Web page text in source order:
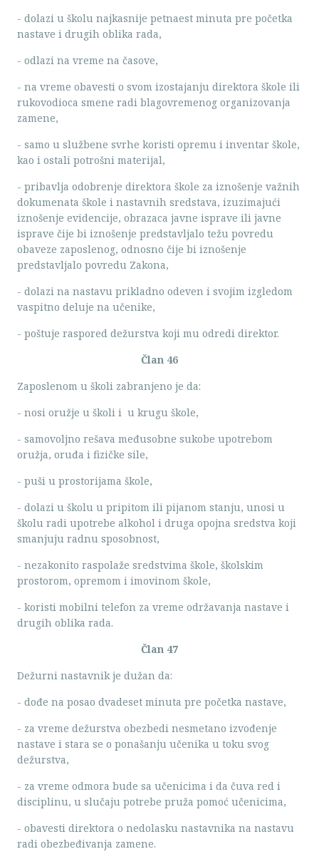
- dolazi u školu najkasnije petnaest minuta pre početka
nastave i drugih oblika rada,
- odlazi na vreme na časove,
- na vreme obavesti o svom izostajanju direktora škole ili
rukovodioca smene radi blagovremenog organizovanja
zamene,
- samo u službene svrhe koristi opremu i inventar škole,
kao i ostali potrošni materijal,
- pribavlja odobrenje direktora škole za iznošenje važnih
dokumenata škole i nastavnih sredstava, izuzimajući
iznošenje evidencije, obrazaca javne isprave ili javne
isprave čije bi iznošenje predstavljalo težu povredu
obaveze zaposlenog, odnosno čije bi iznošenje
predstavljalo povredu Zakona,
- dolazi na nastavu prikladno odeven i svojim izgledom
vaspitno deluje na učenike,
- poštuje raspored dežurstva koji mu odredi direktor.
Član 46
Zaposlenom u školi zabranjeno je da:
- nosi oružje u školi i u krugu škole,
- samovoljno rešava međusobne sukobe upotrebom
oružja, oruđa i fizičke sile,
- puši u prostorijama škole,
- dolazi u školu u pripitom ili pijanom stanju, unosi u
školu radi upotrebe alkohol i druga opojna sredstva koji
smanjuju radnu sposobnost,
- nezakonito raspolaže sredstvima škole, školskim
prostorom, opremom i imovinom škole,
- koristi mobilni telefon za vreme održavanja nastave i
drugih oblika rada.
Član 47
Dežurni nastavnik je dužan da:
- dođe na posao dvadeset minuta pre početka nastave,
- za vreme dežurstva obezbedi nesmetano izvođenje
nastave i stara se o ponašanju učenika u toku svog
dežurstva,
- za vreme odmora bude sa učenicima i da čuva red i
disciplinu, u slučaju potrebe pruža pomoć učenicima,
- obavesti direktora o nedolasku nastavnika na nastavu
radi obezbeđivanja zamene.